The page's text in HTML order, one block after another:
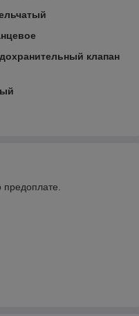
клапан
предоплате.